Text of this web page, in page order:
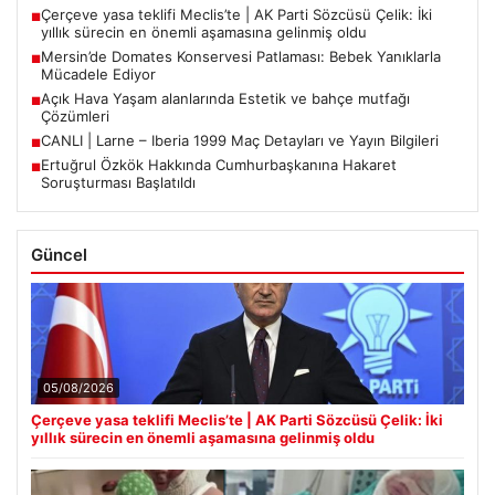
■Çerçeve yasa teklifi Meclis’te | AK Parti Sözcüsü Çelik: İki
yıllık sürecin en önemli aşamasına gelinmiş oldu
■Mersin’de Domates Konservesi Patlaması: Bebek Yanıklarla
Mücadele Ediyor
■Açık Hava Yaşam alanlarında Estetik ve bahçe mutfağı
Çözümleri
■CANLI | Larne – Iberia 1999 Maç Detayları ve Yayın Bilgileri
■Ertuğrul Özkök Hakkında Cumhurbaşkanına Hakaret
Soruşturması Başlatıldı
Güncel
05/08/2026
Çerçeve yasa teklifi Meclis’te | AK Parti Sözcüsü Çelik: İki
yıllık sürecin en önemli aşamasına gelinmiş oldu